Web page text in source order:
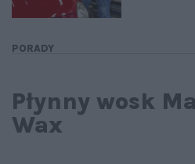
PORADY
Płynny wosk
Wax